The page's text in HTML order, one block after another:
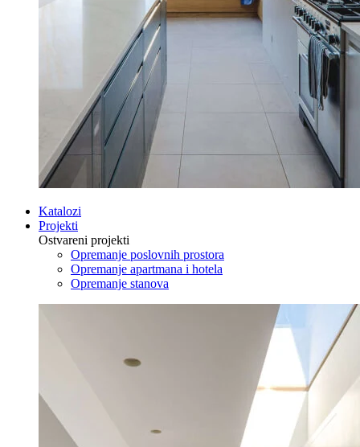
Katalozi
Projekti
Ostvareni projekti
Opremanje poslovnih prostora
Opremanje apartmana i hotela
Opremanje stanova